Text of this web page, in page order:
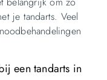
je tandarts. Veel
een tandarts in